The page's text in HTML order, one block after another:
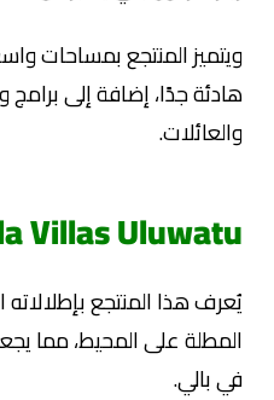
ويتميز المنتجع بمساحات
هادئة جدًا، إضافة إلى
والعائلات.
Villas Uluwatu
يُعرف هذا المنتجع
المطلة على المحيط، مما
في بالي.